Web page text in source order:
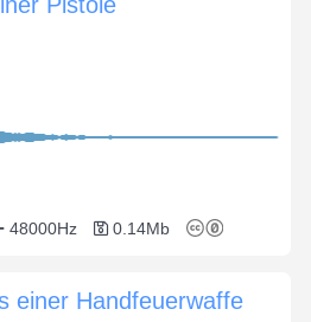
48000Hz 0.14Mb
einer Handfeuerwaffe